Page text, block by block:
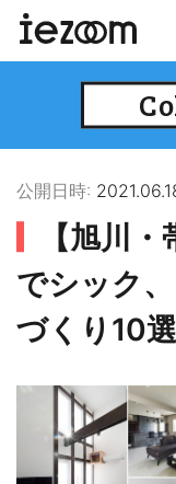
公開日時:
【旭川
でシック
づくり10選